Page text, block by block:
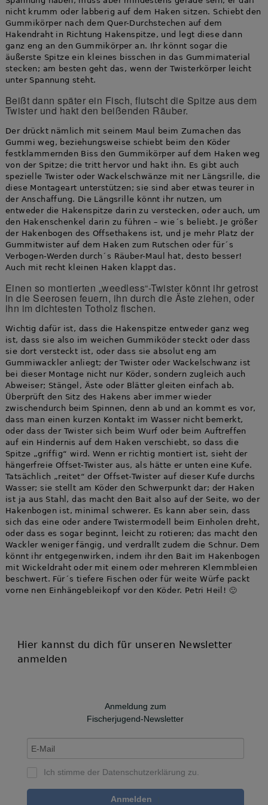
nicht krumm oder labberig auf dem Haken sitzen. Schiebt den
Gummikörper nach dem Quer-Durchstechen auf dem
Hakendraht in Richtung Hakenspitze, und legt diese dann
ganz eng an den Gummikörper an. Ihr könnt sogar die
äußerste Spitze ein kleines bisschen in das Gummimaterial
stecken; am besten geht das, wenn der Twisterkörper leicht
unter Spannung steht.
Beißt dann später ein Fisch, flutscht die Spitze aus dem
Twister und hakt den beißenden Räuber.
Der drückt nämlich mit seinem Maul beim Zumachen das
Gummi weg, beziehungsweise schiebt beim den Köder
festklammernden Biss den Gummikörper auf dem Haken weg
von der Spitze; die tritt hervor und hakt ihn. Es gibt auch
spezielle Twister oder Wackelschwänze mit ner Längsrille, die
diese Montageart unterstützen; sie sind aber etwas teurer in
der Anschaffung. Die Längsrille könnt ihr nutzen, um
entweder die Hakenspitze darin zu verstecken, oder auch, um
den Hakenschenkel darin zu führen – wie´s beliebt. Je größer
der Hakenbogen des Offsethakens ist, und je mehr Platz der
Gummitwister auf dem Haken zum Rutschen oder für´s
Verbogen-Werden durch´s Räuber-Maul hat, desto besser!
Auch mit recht kleinen Haken klappt das.
Einen so montierten „weedless“-Twister könnt ihr getrost
in die Seerosen feuern, ihn durch die Äste ziehen, oder
ihn im dichtesten Totholz fischen.
Wichtig dafür ist, dass die Hakenspitze entweder ganz weg
ist, dass sie also im weichen Gummiköder steckt oder dass
sie dort versteckt ist, oder dass sie absolut eng am
Gummiwackler anliegt; der Twister oder Wackelschwanz ist
bei dieser Montage nicht nur Köder, sondern zugleich auch
Abweiser; Stängel, Äste oder Blätter gleiten einfach ab.
Überprüft den Sitz des Hakens aber immer wieder
zwischendurch beim Spinnen, denn ab und an kommt es vor,
dass man einen kurzen Kontakt im Wasser nicht bemerkt,
oder dass der Twister sich beim Wurf oder beim Auftreffen
auf ein Hindernis auf dem Haken verschiebt, so dass die
Spitze „griffig“ wird. Wenn er richtig montiert ist, sieht der
hängerfreie Offset-Twister aus, als hätte er unten eine Kufe.
Tatsächlich „reitet“ der Offset-Twister auf dieser Kufe durchs
Wasser; sie stellt am Köder den Schwerpunkt dar; der Haken
ist ja aus Stahl, das macht den Bait also auf der Seite, wo der
Hakenbogen ist, minimal schwerer. Es kann aber sein, dass
sich das eine oder andere Twistermodell beim Einholen dreht,
oder dass es sogar beginnt, leicht zu rotieren; das macht den
Wackler weniger fängig, und verdrallt zudem die Schnur. Dem
könnt ihr entgegenwirken, indem ihr den Bait im Hakenbogen
mit Wickeldraht oder mit einem oder mehreren Klemmbleien
beschwert. Für´s tiefere Fischen oder für weite Würfe packt
vorne nen Einhängebleikopf vor den Köder. Petri Heil! 🙂
Hier kannst du dich für unseren Newsletter
anmelden
Anmeldung zum
Fischerjugend-Newsletter
Ich stimme der Datenschutzerklärung zu.
Anmelden